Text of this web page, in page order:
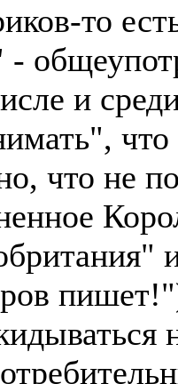
то
-
и
что
что не